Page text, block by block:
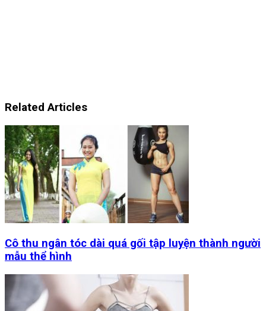
Related Articles
Cô thu ngân tóc dài quá gối tập luyện thành người
mẫu thể hình